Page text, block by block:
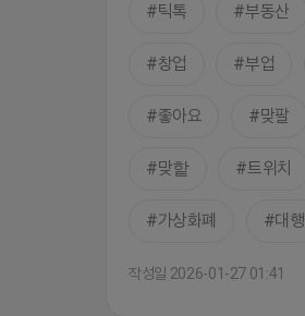
틱톡 부동산
창업 부업
좋아요 맞팔
맞핱 트위치
가상화폐 대행
작성일 2026-01-27 01:41